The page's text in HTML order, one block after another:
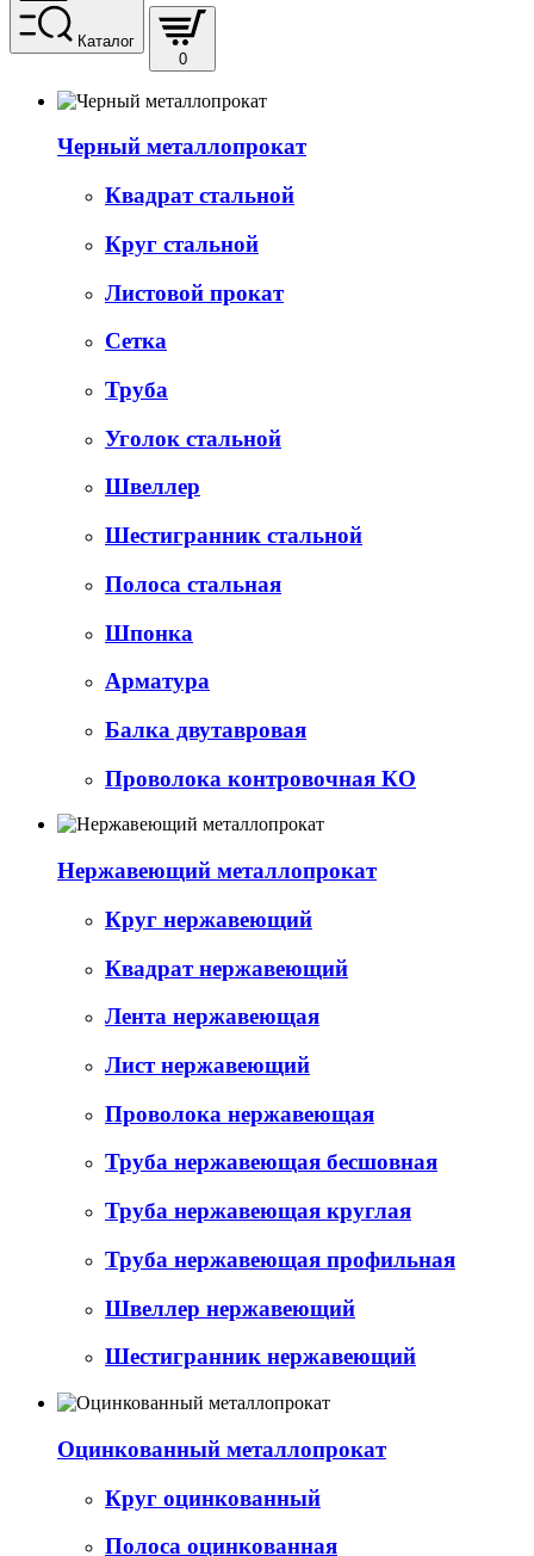
Каталог
0
Черный металлопрокат
Квадрат стальной
Круг стальной
Листовой прокат
Сетка
Труба
Уголок стальной
Швеллер
Шестигранник стальной
Полоса стальная
Шпонка
Арматура
Балка двутавровая
Проволока контровочная КО
Нержавеющий металлопрокат
Круг нержавеющий
Квадрат нержавеющий
Лента нержавеющая
Лист нержавеющий
Проволока нержавеющая
Труба нержавеющая бесшовная
Труба нержавеющая круглая
Труба нержавеющая профильная
Швеллер нержавеющий
Шестигранник нержавеющий
Оцинкованный металлопрокат
Круг оцинкованный
Полоса оцинкованная